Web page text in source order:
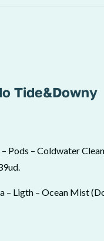
Tide&Downy
Pods – Coldwater
– Ligth – Ocean Mist